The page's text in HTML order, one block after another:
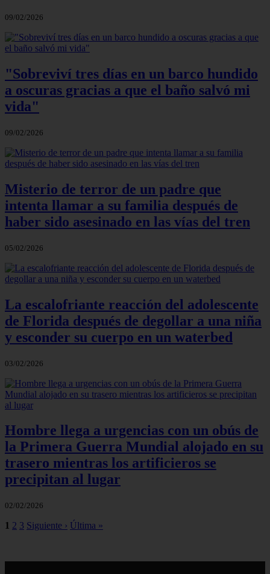
09/02/2026
"Sobreviví tres días en un barco hundido
a oscuras gracias a que el baño salvó mi
vida"
09/02/2026
Misterio de terror de un padre que
intenta llamar a su familia después de
haber sido asesinado en las vías del tren
05/02/2026
La escalofriante reacción del adolescente
de Florida después de degollar a una niña
y esconder su cuerpo en un waterbed
03/02/2026
Hombre llega a urgencias con un obús de
la Primera Guerra Mundial alojado en su
trasero mientras los artificieros se
precipitan al lugar
02/02/2026
1 2 3 Siguiente › Última »